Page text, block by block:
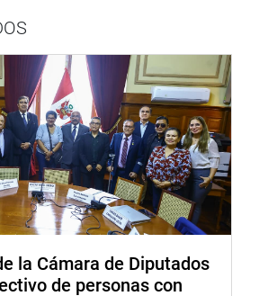
oficina de Prevención y Seguridad del
Nacional, Manuel Llona
en la Plaza Bolívar, quien
dio instrucciones, dirigió al personal
calma y serenidad a los
y Seguridad, vestidos con
verde y blanco de las diferentes
del Congreso y equipados
condujeron y guiaron a los
rápidamente trasladados al puesto
la Cámara de Diputados
de personas con